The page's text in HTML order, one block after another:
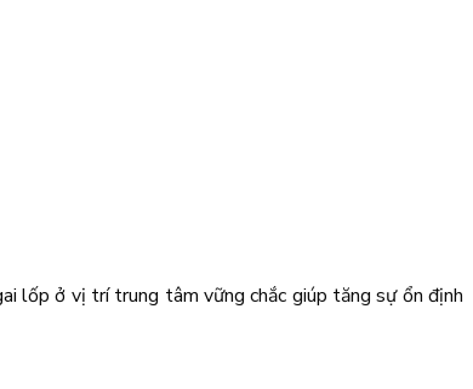
lốp ở vị trí trung tâm vững chắc giúp tăng sự ổn định